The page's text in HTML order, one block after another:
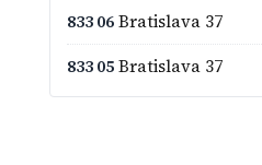
833 06Bratislava 37
833 05Bratislava 37